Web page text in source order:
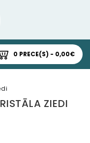
0 PRECE(S) - 0,00€
ZIEDI